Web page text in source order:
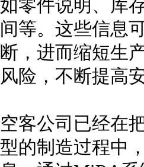
如零件说明、库
间等。这些信息
断，进而缩短生
风险，不断提高
空客公司已经在
型的制造过程中